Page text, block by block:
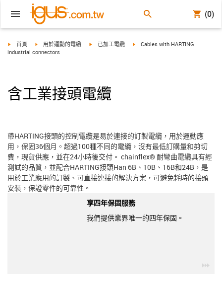
(0)
igus-icon-arrow-right
首頁 igus-icon-arrow-right
用於運動的電纜 igus-icon-arrow-right
已加工電纜 igus-icon-arrow-right
Cables with HARTING
industrial connectors
含工業接頭電纜
帶HARTING接頭的控制電纜是易於連接的訂製電纜，用於運動應
用，保固36個月。超過100種不同的電纜，沒有最低訂購量和剪切
費，現貨供應，並在24小時後交付。 chainflex® 耐彎曲電纜具有經
測試的品質，並配合HARTING接頭Han 6B、10B、16B和24B，是
用於工業應用的訂製、可直接連接的解決方案，可避免耗時的接頭
安裝，保證零件的可靠性。
享四年保固服務
我們提供業界唯一的四年保固。